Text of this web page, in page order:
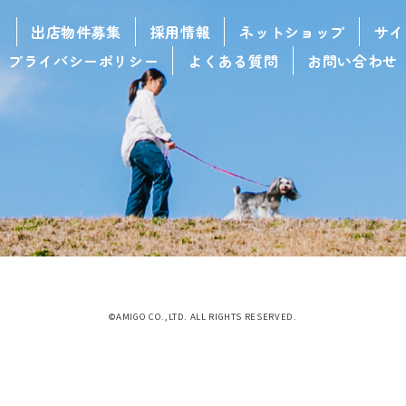
出店物件募集 採用情報 ネットショップ
サ
プライバシーポリシー
よくある質問 お問い合わせ
©AMIGO CO.,LTD. ALL RIGHTS RESERVED.